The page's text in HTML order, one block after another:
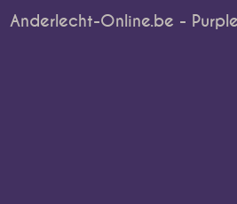
Anderlecht-Online.be -